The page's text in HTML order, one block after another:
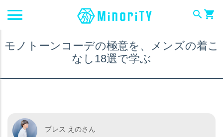
searchshopping_cart
モノトーンコーデの極意を、メンズの着こ
なし18選で学ぶ
プレス えのさん